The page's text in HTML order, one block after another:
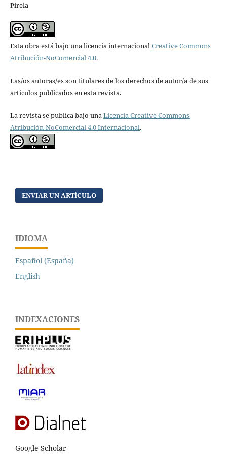
Pirela
Esta obra está bajo una licencia internacionalCreative Commons
Atribución-NoComercial 4.0.
Las/os autoras/es son titulares de los derechos de autor/a de sus
artículos publicados en esta revista.
La revista se publica bajo una Licencia Creative Commons
Atribución-NoComercial 4.0 Internacional.
ENVIAR UN ARTÍCULO
IDIOMA
Español (España)
English
INDEXACIONES
Google Scholar